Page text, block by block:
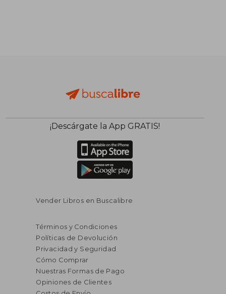
¡Descárgate la App GRATIS!
Vender Libros en Buscalibre
Términos y Condiciones
Políticas de Devolución
Privacidad y Seguridad
Cómo Comprar
Nuestras Formas de Pago
Opiniones de Clientes